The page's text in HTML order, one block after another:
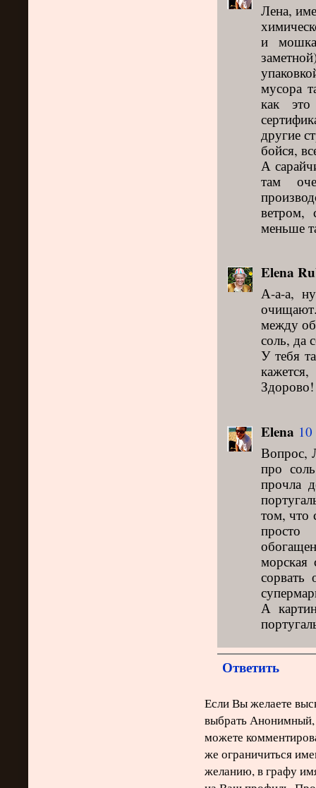
Лена,
и
мусора
как
другие
бойся,
А
там
ветром,
меньше
Elena
А-а-а,
между
соль, да
У тебя
Здорово!
Elena
Вопрос,
про
прочла
том, что
просто
морская
А
Ответить
Если Вы желаете
выбрать Анонимный,
можете
же ограничиться
желанию, в графу